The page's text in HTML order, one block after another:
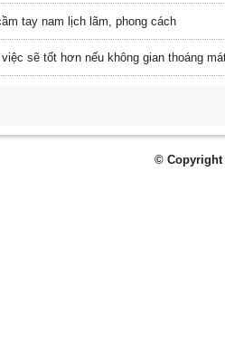
tay nam lịch lãm, phong cách
sẽ tốt hơn nếu không gian thoáng
© Copyright